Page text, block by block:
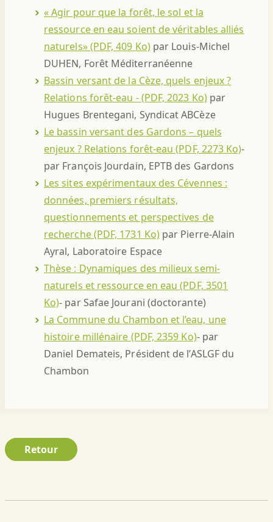
« Agir pour que la forêt, le sol et la
ressource en eau soient de véritables alliés
naturels» (PDF, 409 Ko)par Louis-Michel
DUHEN, Forêt Méditerranéenne
Bassin versant de la Cèze, quels enjeux ?
Relations forêt-eau - (PDF, 2023 Ko)par
Hugues Brentegani, Syndicat ABCèze
Le bassin versant des Gardons – quels
enjeux ? Relations forêt-eau (PDF, 2273 Ko)-
par François Jourdain, EPTB des Gardons
Les sites expérimentaux des Cévennes :
données, premiers résultats,
questionnements et perspectives de
recherche (PDF, 1731 Ko)par Pierre-Alain
Ayral, Laboratoire Espace
Thèse : Dynamiques des milieux semi-
naturels et ressource en eau (PDF, 3501
Ko)- par Safae Jourani (doctorante)
La Commune du Chambon et l’eau, une
histoire millénaire (PDF, 2359 Ko)- par
Daniel Demateis, Président de l’ASLGF du
Chambon
Retour